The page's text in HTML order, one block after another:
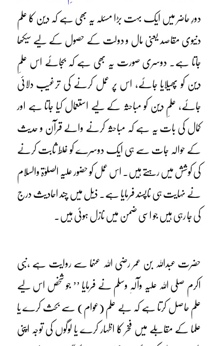
دورِ حاضر میں ایک بہت بڑا مسئلہ یہ بھی ہے کہ دین کا علم
دنیوی مقاصد یعنی مال و دولت کے حصول کے لیے سیکھا
جاتا ہے۔ دوسری صورت یہ بھی ہے کہ بجائے اس علمِ
دین کو پھیلایا جائے، اس پر عمل کرنے کی ترغیب دلائی
جائے، علمِ دین کو مباحثہ کے لیے استعمال کیا جاتا ہے اور
کمال کی بات یہ ہے کہ مباحثہ کرنے والے قرآن و حدیث
کے حوالہ جات سے ہی ایک دوسرے کو غلط ثابت کرنے
کی کوشش میں رہتے ہیں۔ اس عمل کو حضور علیہ الصلوٰۃ والسلام
نے نہایت ہی ناپسند فرمایا ہے۔ ذیل میں چند احادیث درج
کی جا رہی ہیں جو اسی ضمن میں نازل ہوئی ہیں۔
حضرت عبداللہ بن عمر رضی اللہ عنہما سے روایت ہے ،نبی
اکرم صلی اللہ علیہ وآلہٖ وسلم نے فرمایا ’’ جو شخص اس لیے
علم حاصل کرتا ہے کہ بے علم (عوام) سے بحث کرے یا
علما کے مقابلے میں فخر کا اظہار کرے یا لوگوں کی توجہ اپنی